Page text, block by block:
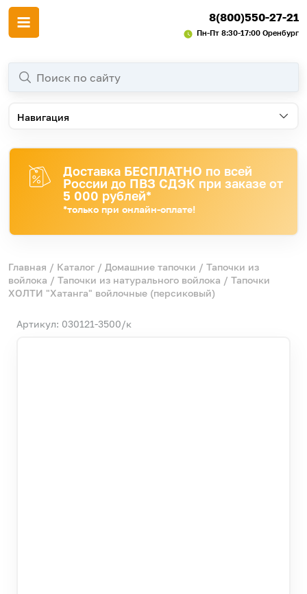
8(800)550-27-21
Пн-Пт 8:30-17:00 Оренбург
Навигация
Доставка БЕСПЛАТНО по всей
России до ПВЗ СДЭК при заказе от
5 000 рублей*
*только при онлайн-оплате!
Главная / Каталог / Домашние тапочки / Тапочки из
войлока / Тапочки из натурального войлока / Тапочки
ХОЛТИ "Хатанга" войлочные (персиковый)
Артикул: 030121-3500/к